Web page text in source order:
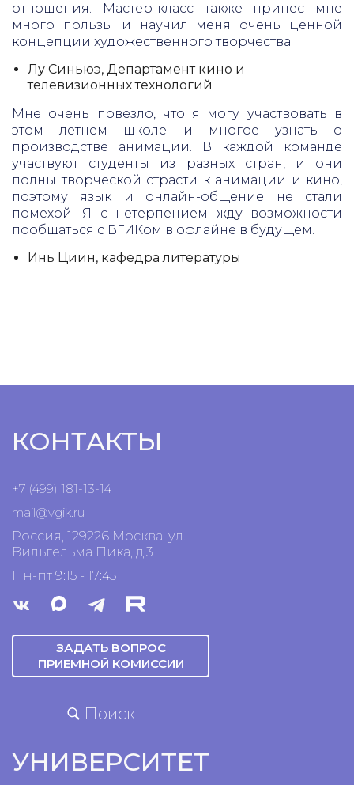
отношения. Мастер-класс также принес мне
много пользы и научил меня очень ценной
концепции художественного творчества.
Лу Синьюэ, Департамент кино и
телевизионных технологий
Мне очень повезло, что я могу участвовать в
этом летнем школе и многое узнать о
производстве анимации. В каждой команде
участвуют студенты из разных стран, и они
полны творческой страсти к анимации и кино,
поэтому язык и онлайн-общение не стали
помехой. Я с нетерпением жду возможности
пообщаться с ВГИКом в офлайне в будущем.
Инь Циин, кафедра литературы
КОНТАКТЫ
+7 (499) 181-13-14
mail@vgik.ru
Россия, 129226 Москва, ул.
Вильгельма Пика, д.3
Пн-пт 9:15 - 17:45
ЗАДАТЬ ВОПРОС
ПРИЕМНОЙ КОМИССИИ
Поиск
УНИВЕРСИТЕТ